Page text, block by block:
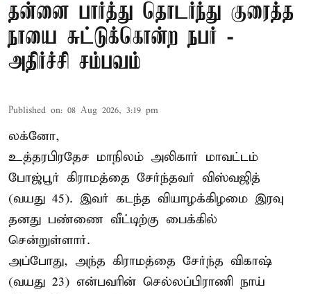
தன்னை பார்த்து தொடர்ந்து குரைத்த
நாயை சுட்டுக்கொன்ற நபர் -
அதிர்ச்சி சம்பவம்
Published on: 08 Aug 2026, 3:19 pm
லக்னோ,
உத்தரபிரதேச மாநிலம் அலிகார் மாவட்டம்
போஜ்பூர் கிராமத்தை சேர்ந்தவர் விஸ்வஜித்
(வயது 45). இவர் கடந்த வியாழக்கிழமை இரவு
தனது பண்ணை வீட்டிற்கு பைக்கில்
சென்றுள்ளார்.
அப்போது, அந்த கிராமத்தை சேர்ந்த விகாஷ்
(வயது 23) என்பவரின் செல்லப்பிராணி நாய்